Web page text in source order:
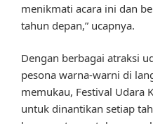
menikmati acara ini dan
tahun depan,” ucapnya.
Dengan berbagai atraksi
pesona warna-warni di
memukau, Festival Udara
untuk dinantikan setiap